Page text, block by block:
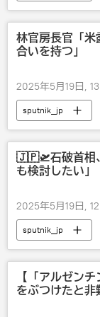
林官房長官「米
合いを持つ」
2025年5月19日,
sputnik_jp
🇯🇵🛫石破首相
も検討したい」
2025年5月19日,
sputnik_jp
【「アルゼン
をぶつけたと非